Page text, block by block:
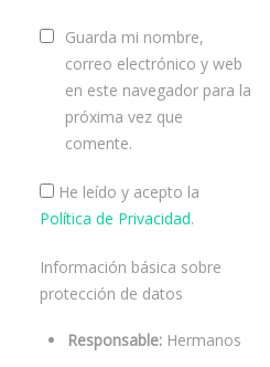
Guarda mi nombre,
correo electrónico y web
en este navegador para la
próxima vez que
comente.
He leído y acepto la
Política de Privacidad.
Información básica sobre
protección de datos
Responsable: Hermanos